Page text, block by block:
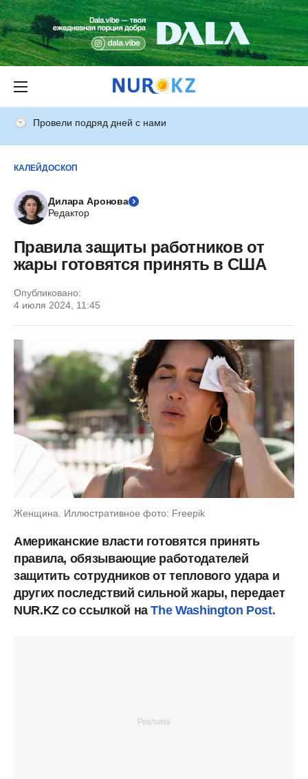
Провели подряд дней с нами
КАЛЕЙДОСКОП
Дилара Аронова
Редактор
Правила защиты работников от
жары готовятся принять в США
Опубликовано:
4 июля 2024, 11:45
Женщина. Иллюстративное фото: Freepik
Американские власти готовятся принять
правила, обязывающие работодателей
защитить сотрудников от теплового удара и
других последствий сильной жары, передает
NUR.KZ со ссылкой наThe Washington Post.